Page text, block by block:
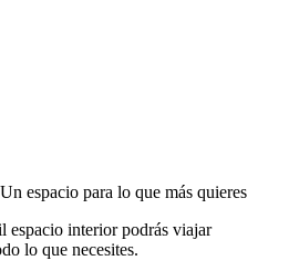
espacio para lo que más quieres
espacio interior podrás viajar
lo que necesites.